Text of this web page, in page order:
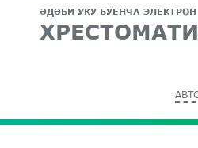
ӘДӘБИ УКУ БУЕНЧА ЭЛЕКТРОН